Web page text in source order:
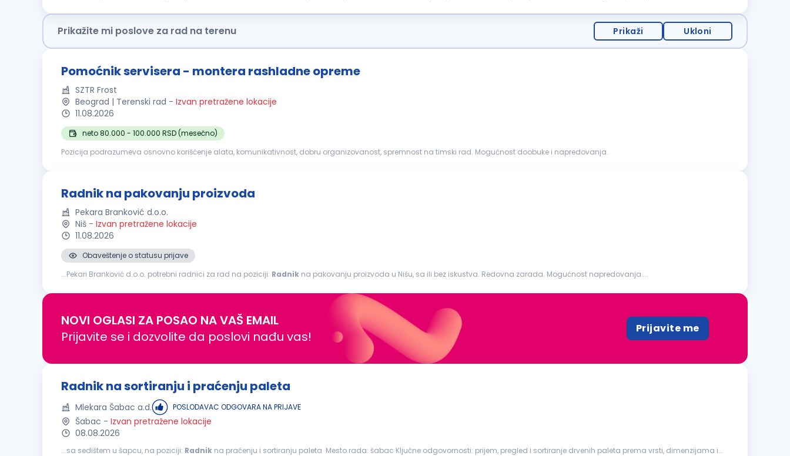
Prikažite mi poslove za rad na terenu Prikaži Ukloni
Pomoćnik servisera - montera rashladne opreme
SZTR Frost
Beograd | Terenski rad - Izvan pretražene lokacije
11.08.2026
neto 80.000 - 100.000 RSD (mesečno)
Pozicija podrazumeva osnovno korišćenje alata, komunikativnost, dobru organizovanost, spremnost na timski rad. Mogućnost doobuke i napredovanja.
Radnik na pakovanju proizvoda
Pekara Branković d.o.o.
Niš - Izvan pretražene lokacije
11.08.2026
Obaveštenje o statusu prijave
...Pekari Branković d.o.o. potrebni radnici za rad na poziciji: Radnik na pakovanju proizvoda u Nišu, sa ili bez iskustva. Redovna zarada. Mogućnost napredovanja....
NOVI OGLASI ZA POSAO NA VAŠ EMAIL
Prijavite se i dozvolite da poslovi nađu vas!
Prijavite me
Radnik na sortiranju i praćenju paleta
Mlekara Šabac a.d. POSLODAVAC ODGOVARA NA PRIJAVE
Šabac - Izvan pretražene lokacije
08.08.2026
...sa sedištem u šapcu, na poziciji: Radnik na praćenju i sortiranju paleta Mesto rada: šabac Ključne odgovornosti: prijem, pregled i sortiranje drvenih paleta prema vrsti, dimenzijama i